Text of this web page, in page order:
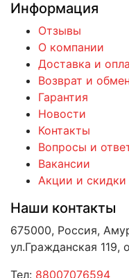
Информация
Отзывы
О компании
Доставка и
Возврат и обмен
Гарантия
Новости
Контакты
Вопросы и
Вакансии
Акции и скидки
Наши контакты
675000, Россия,
ул.Гражданская 119,
Тел: 88007076594